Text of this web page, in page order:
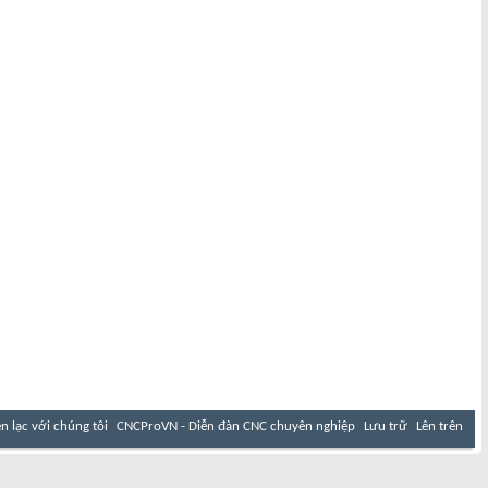
lạc với chúng tôi CNCProVN - Diễn đàn CNC chuyên nghiệp Lưu trữ Lên trên